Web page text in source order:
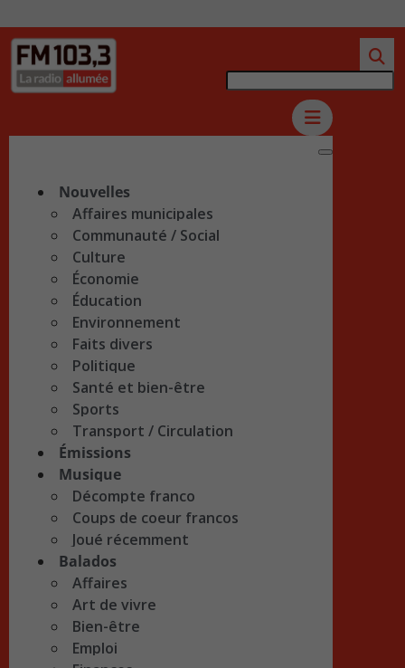
Nouvelles
Affaires municipales
Communauté / Social
Culture
Économie
Éducation
Environnement
Faits divers
Politique
Santé et bien-être
Sports
Transport / Circulation
Émissions
Musique
Décompte franco
Coups de coeur francos
Joué récemment
Balados
Affaires
Art de vivre
Bien-être
Emploi